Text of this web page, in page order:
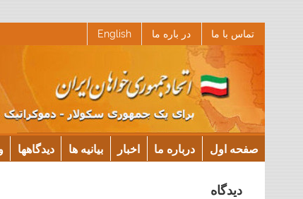
تماس با ما در باره ما English
صفحه اول درباره ما اخبار بیانیه ها دیدگاهها
دیدگاه